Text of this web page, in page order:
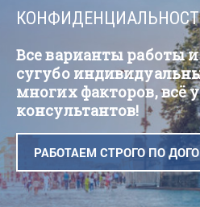
Все варианты работы
сугубо
многих факторов, всё
консультантов!
РАБОТАЕМ СТРОГО ПО